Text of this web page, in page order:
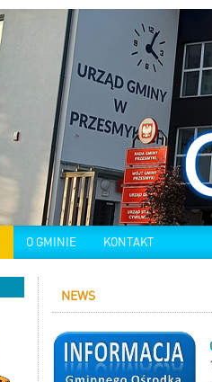
O GMINIE KONTAKT
NEWS